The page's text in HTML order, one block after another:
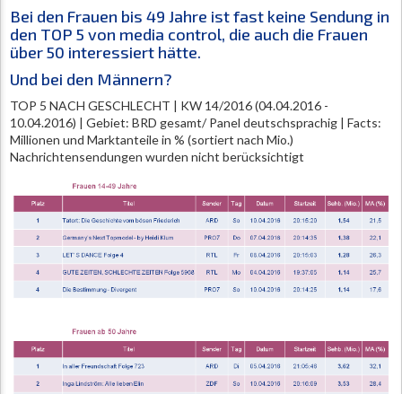
Bei den Frauen bis 49 Jahre ist fast keine Sendung in
den TOP 5 von media control, die auch die Frauen
über 50 interessiert hätte.
Und bei den Männern?
TOP 5 NACH GESCHLECHT | KW 14/2016 (04.04.2016 -
10.04.2016) | Gebiet: BRD gesamt/ Panel deutschsprachig | Facts:
Millionen und Marktanteile in % (sortiert nach Mio.)
Nachrichtensendungen wurden nicht berücksichtigt